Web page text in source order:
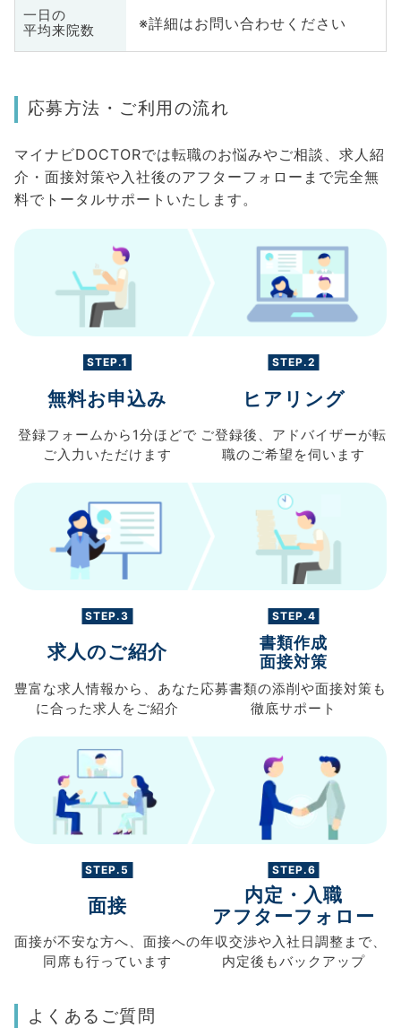
一日の
平均来院数
※詳細はお問い合わせください
応募方法・ご利用の流れ
マイナビDOCTORでは転職のお悩みやご相談、求人紹
介・面接対策や入社後のアフターフォローまで完全無
料でトータルサポートいたします。
STEP.1
無料お申込み
登録フォームから 1分ほどで
ご入力 いただけます
STEP.2
ヒアリング
ご登録後、 アドバイザーが転
職のご希望を伺います
STEP.3
求人のご紹介
豊富な求人情報から、 あなた
に合った求人を ご紹介
STEP.4
書類作成
面接対策
応募書類の添削や面接対策も
徹底サポート
STEP.5
面接
面接が不安な方へ、 面接への
同席も行っています
STEP.6
内定・入職
アフターフォロー
年収交渉や入社日調整まで、
内定後もバックアップ
よくあるご質問